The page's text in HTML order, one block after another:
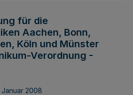
für die
Aachen, Bonn,
Köln und Münster
Verordnung -
Januar 2008